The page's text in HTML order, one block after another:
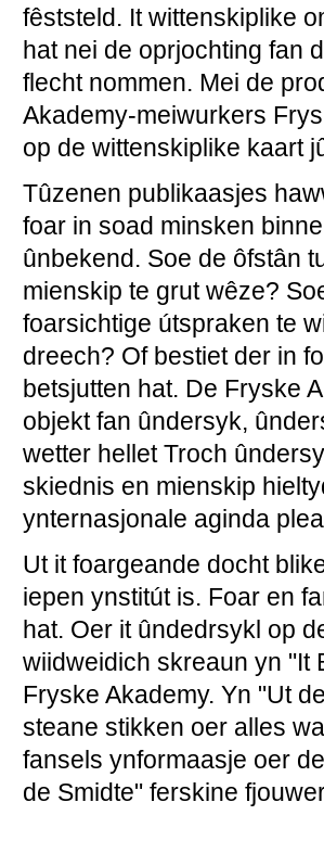
fêststeld. It wittenskiplike
hat nei de oprjochting fan
flecht nommen. Mei de
Akademy-meiwurkers
op de wittenskiplike kaart
Tûzenen publikaasjes
foar in soad minsken
ûnbekend. Soe de ôfstân
mienskip te grut wêze?
foarsichtige útspraken te
dreech? Of bestiet der in
betsjutten hat. De Fryske
objekt fan ûndersyk,
wetter hellet Troch
skiednis en mienskip
ynternasjonale aginda
Ut it foargeande docht
iepen ynstitút is. Foar en
hat. Oer it ûndedrsykl op
wiidweidich skreaun yn "It
Fryske Akademy. Yn "Ut
steane stikken oer alles
fansels ynformaasje oer
de Smidte" ferskine